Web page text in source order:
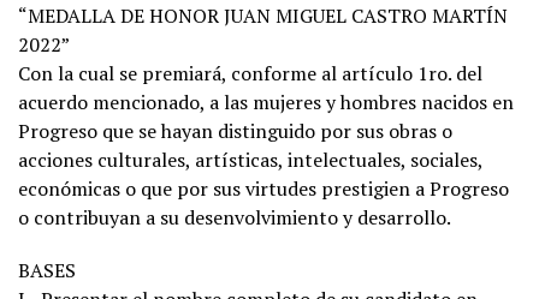
“MEDALLA DE HONOR JUAN MIGUEL CASTRO MARTÍN
2022”
Con la cual se premiará, conforme al artículo 1ro. del
acuerdo mencionado, a las mujeres y hombres nacidos en
Progreso que se hayan distinguido por sus obras o
acciones culturales, artísticas, intelectuales, sociales,
económicas o que por sus virtudes prestigien a Progreso
o contribuyan a su desenvolvimiento y desarrollo.
BASES